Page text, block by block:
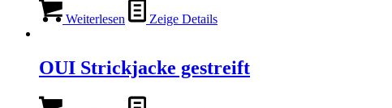
Weiterlesen Zeige Details
OUI Strickjacke gestreift